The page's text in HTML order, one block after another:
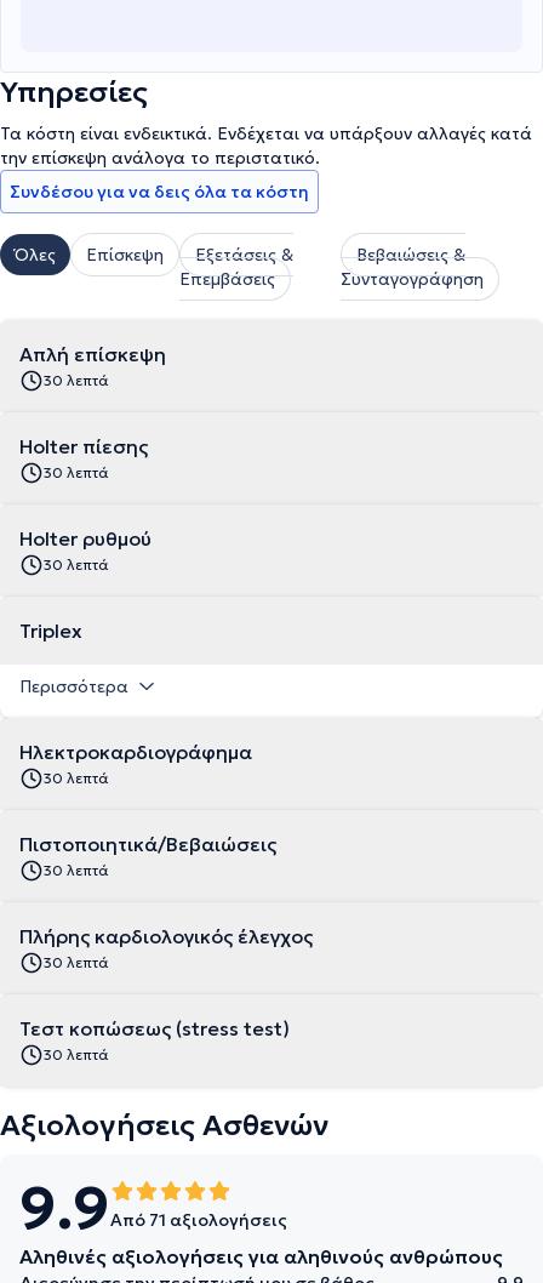
Υπηρεσίες
Τα κόστη είναι ενδεικτικά. Ενδέχεται να υπάρξουν αλλαγές κατά
την επίσκεψη ανάλογα το περιστατικό.
Συνδέσου για να δεις όλα τα κόστη
Όλες Επίσκεψη
Εξετάσεις &
Επεμβάσεις
Βεβαιώσεις &
Συνταγογράφηση
Απλή επίσκεψη
30 λεπτά
Holter πίεσης
30 λεπτά
Holter ρυθμού
30 λεπτά
Triplex
Περισσότερα
Ηλεκτροκαρδιογράφημα
30 λεπτά
Πιστοποιητικά/Βεβαιώσεις
30 λεπτά
Πλήρης καρδιολογικός έλεγχος
30 λεπτά
Τεστ κοπώσεως (stress test)
30 λεπτά
Αξιολογήσεις Ασθενών
9.9Από 71 αξιολογήσεις
Αληθινές αξιολογήσεις για αληθινούς ανθρώπους